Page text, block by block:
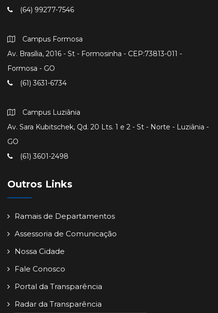
(64) 99277-7546
Campus Formosa
Av. Brasília, 2016 - St - Formosinha - CEP:73813-011 -
Formosa - GO
(61) 3631-6734
Campus Luziânia
Av. Sara Kubitschek, Qd. 20 Lts. 1 e 2 - St - Norte - Luziânia -
GO
(61) 3601-2498
Outros Links
Ramais de Departamentos
Assessoria de Comunicação
Nossa Cidade
Fale Conosco
Portal da Transparência
Radar da Transparência